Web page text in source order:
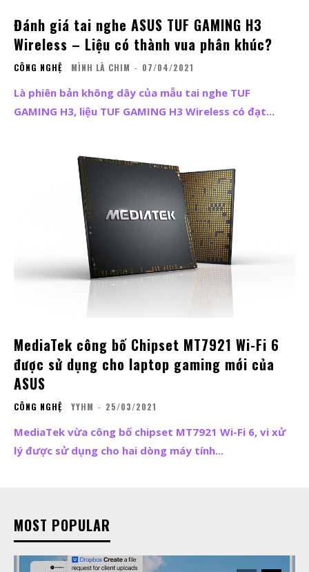
Đánh giá tai nghe ASUS TUF GAMING H3
Wireless – Liệu có thành vua phân khúc?
CÔNG NGHỆ MÌNH LÀ CHIM - 07/04/2021
Là phiên bản không dây của mẫu tai nghe TUF
GAMING H3, liệu TUF GAMING H3 Wireless có đạt...
MediaTek công bố Chipset MT7921 Wi-Fi 6
được sử dụng cho laptop gaming mới của
ASUS
CÔNG NGHỆ YYHM - 25/03/2021
MediaTek vừa công bố chipset MT7921 Wi-Fi 6, vi xử
lý được sử dụng cho hai dòng máy tính...
MOST POPULAR